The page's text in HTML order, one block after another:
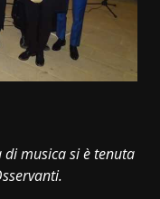
di musica si è tenuta